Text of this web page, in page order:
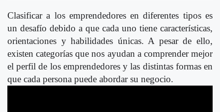
Clasificar a los emprendedores en diferentes tipos es
un desafío debido a que cada uno tiene características,
orientaciones y habilidades únicas. A pesar de ello,
existen categorías que nos ayudan a comprender mejor
el perfil de los emprendedores y las distintas formas en
que cada persona puede abordar su negocio.